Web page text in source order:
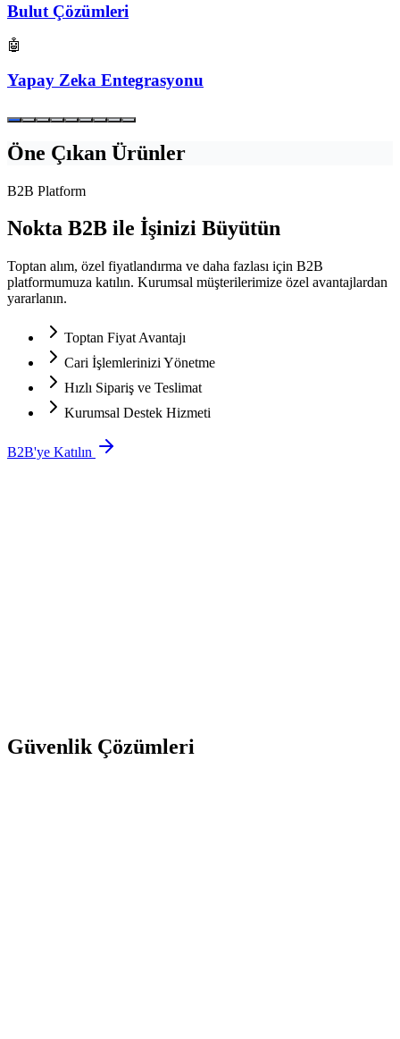
Bulut Çözümleri
🤖
Yapay Zeka Entegrasyonu
Öne Çıkan Ürünler
B2B Platform
Nokta B2B ile İşinizi Büyütün
Toptan alım, özel fiyatlandırma ve daha fazlası için B2B
platformumuza katılın. Kurumsal müşterilerimize özel avantajlardan
yararlanın.
Toptan Fiyat Avantajı
Cari İşlemlerinizi Yönetme
Hızlı Sipariş ve Teslimat
Kurumsal Destek Hizmeti
B2B'ye Katılın
Güvenlik Çözümleri